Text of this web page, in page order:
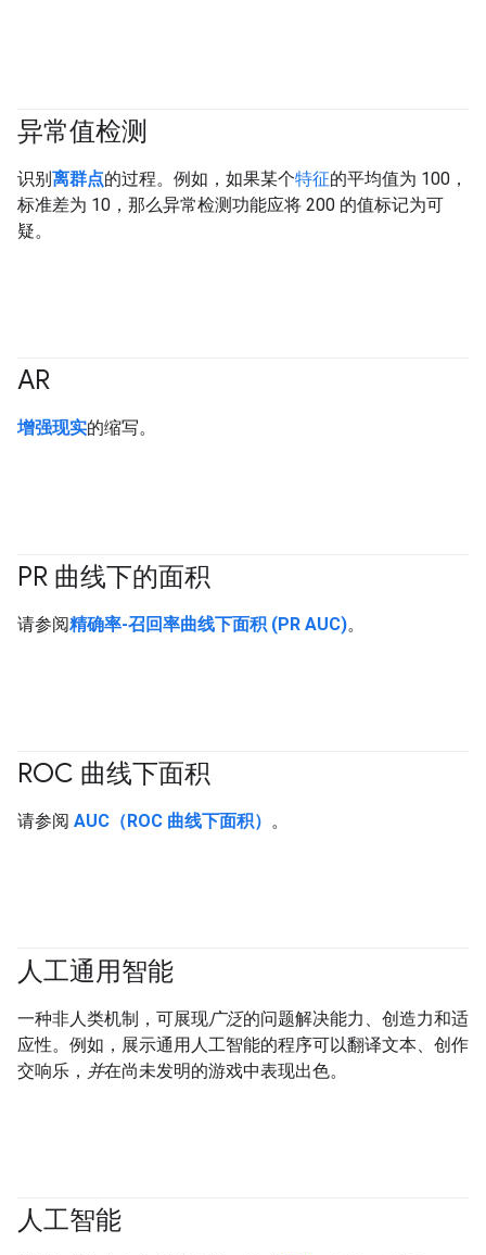
异常值检测
识别离群点的过程。例如，如果某个特征的平均值为 100，
标准差为 10，那么异常检测功能应将 200 的值标记为可
疑。
AR
增强现实的缩写。
PR 曲线下的面积
请参阅精确率-召回率曲线下面积 (PR AUC)。
ROC 曲线下面积
请参阅 AUC（ROC 曲线下面积） 。
人工通用智能
一种非人类机制，可展现广泛的问题解决能力、创造力和适
应性。例如，展示通用人工智能的程序可以翻译文本、创作
交响乐， 并在尚未发明的游戏中表现出色。
人工智能